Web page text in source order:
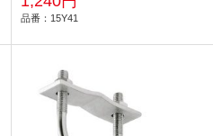
品番：15Y41